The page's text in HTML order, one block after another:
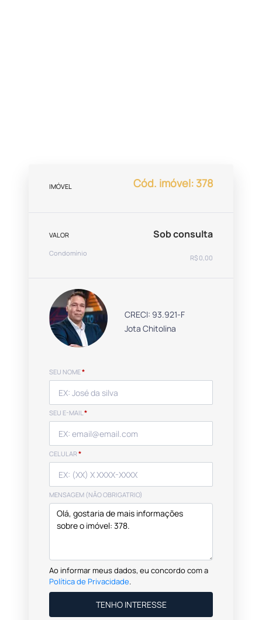
IMÓVEL Cód. imóvel: 378
VALOR Sob consulta
Condomínio
R$ 0,00
CRECI: 93.921-F
Jota Chitolina
SEU NOME*
SEU E-MAIL*
CELULAR *
MENSAGEM (NÃO OBRIGATRIO)
Ao informar meus dados, eu concordo com a
Política de Privacidade.
TENHO INTERESSE